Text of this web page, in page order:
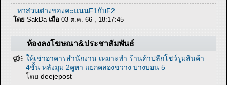
: หาส่วนต่างของคะแนนF1กับF2
โดย SakDa เมื่อ 03 ต.ค. 66 , 18:17:45
ห้องลงโฆษณา&ประชาสัมพันธ์
ให้เช่าอาคารสำนักงาน เหมาะทำ ร้านค้าปลีกโชว์รูมสินค้า
4ชั้น หลังมุม 2คูหา แยกคลองขวาง บางบอน 5
โดย deejepost